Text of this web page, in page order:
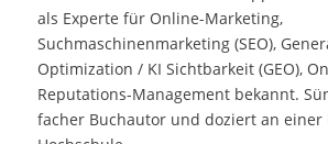
als Experte für Online-Marketing,
Suchmaschinenmarketing (SEO),
Optimization / KI Sichtbarkeit (GEO),
Reputations-Management bekannt.
facher Buchautor und doziert an einer